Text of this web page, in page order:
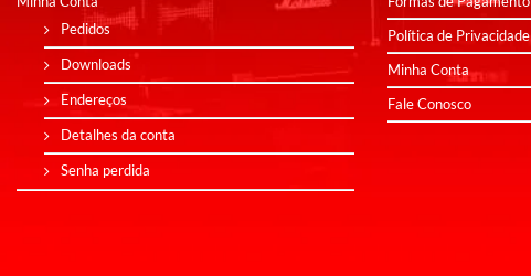
Pedidos
Downloads
Endereços
Detalhes da conta
Senha perdida
Política de Privacidade
Minha Conta
Fale Conosco